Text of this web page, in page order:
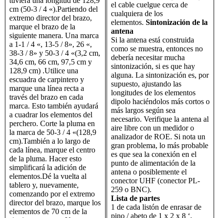
cm (50-3 / 4 «).Partiendo del
extremo director del brazo,
marque el brazo de la
siguiente manera. Una marca
a 1-1 / 4 «, 13-5 / 8», 26 «,
38-3 / 8» y 50-3 / 4 «(3,2 cm,
34,6 cm, 66 cm, 97,5 cm y
128,9 cm) .Utilice una
escuadra de carpintero y
marque una línea recta a
través del brazo en cada
marca. Esto también ayudará
a cuadrar los elementos del
perchero. Corte la pluma en
la marca de 50-3 / 4 «(128,9
cm).También a lo largo de
cada línea, marque el centro
de la pluma. Hacer esto
simplificará la adición de
elementos.Dé la vuelta al
tablero y, nuevamente,
comenzando por el extremo
director del brazo, marque los
elementos de 70 cm de la
el cable cuelgue cerca de
cualquiera de los
elementos. Sintonización de la
antena
Si la antena está construida
como se muestra, entonces no
debería necesitar mucha
sintonización, si es que hay
alguna. La sintonización es, por
supuesto, ajustando las
longitudes de los elementos
dipolo haciéndolos más cortos o
más largos según sea
necesario. Verifique la antena al
aire libre con un medidor o
analizador de ROE. Si nota un
gran problema, lo más probable
es que sea la conexión en el
punto de alimentación de la
antena o posiblemente el
conector UHF (conector PL-
259 o BNC).
Lista de partes
1 de cada listón de enrasar de
pino / abeto de 1 x 2 x 8 ‘.